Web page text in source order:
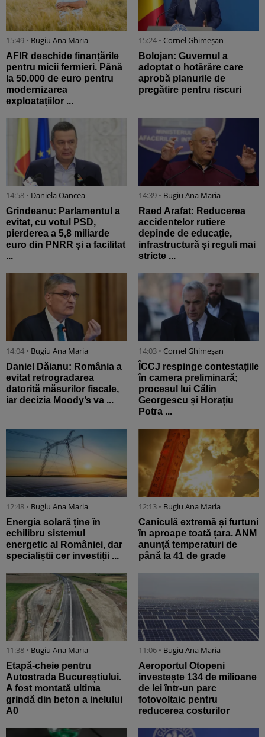
15:49 • Bugiu ⁠Ana Maria
AFIR deschide finanțările
pentru micii fermieri. Până
la 50.000 de euro pentru
modernizarea
exploatațiilor ...
15:24 • Cornel Ghimeșan
Bolojan: Guvernul a
adoptat o hotărâre care
aprobă planurile de
pregătire pentru riscuri
14:58 • Daniela Oancea
Grindeanu: Parlamentul a
evitat, cu votul PSD,
pierderea a 5,8 miliarde
euro din PNRR și a facilitat
...
14:39 • Bugiu ⁠Ana Maria
Raed Arafat: Reducerea
accidentelor rutiere
depinde de educație,
infrastructură și reguli mai
stricte ...
14:04 • Bugiu ⁠Ana Maria
Daniel Dăianu: România a
evitat retrogradarea
datorită măsurilor fiscale,
iar decizia Moody’s va ...
14:03 • Cornel Ghimeșan
ÎCCJ respinge contestațiile
în camera preliminară;
procesul lui Călin
Georgescu și Horațiu
Potra ...
12:48 • Bugiu ⁠Ana Maria
Energia solară ține în
echilibru sistemul
energetic al României, dar
specialiștii cer investiții ...
12:13 • Bugiu ⁠Ana Maria
Caniculă extremă și furtuni
în aproape toată țara. ANM
anunță temperaturi de
până la 41 de grade
11:38 • Bugiu ⁠Ana Maria
Etapă-cheie pentru
Autostrada Bucureștiului.
A fost montată ultima
grindă din beton a inelului
A0
11:06 • Bugiu ⁠Ana Maria
Aeroportul Otopeni
investește 134 de milioane
de lei într-un parc
fotovoltaic pentru
reducerea costurilor